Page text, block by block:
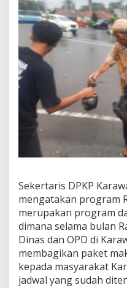
r
r
a
m
R
m
Sekertaris DPKP
mengatakan program
merupakan program
dimana selama bulan
Dinas dan OPD di
membagikan paket
kepada masyarakat
jadwal yang sudah